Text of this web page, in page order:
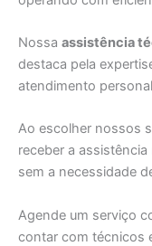
Nossa assistência
destaca pela
atendimento
Ao escolher nossos
receber a
sem a necessidade
Agende um serviço
contar com técnicos